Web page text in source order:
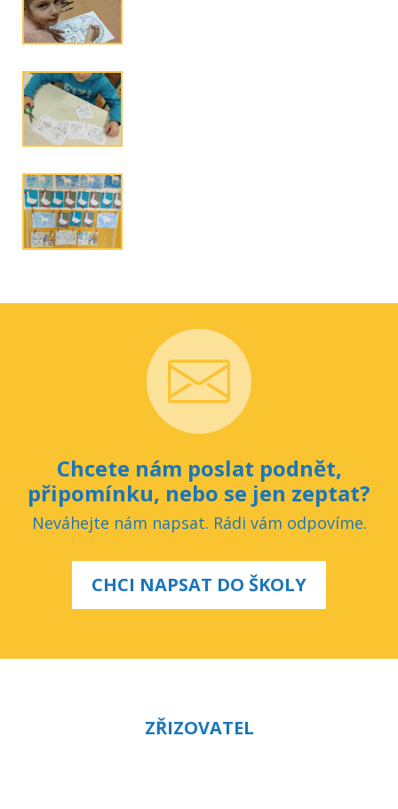
Chcete nám poslat podnět,
připomínku, nebo se jen zeptat?
Neváhejte nám napsat. Rádi vám odpovíme.
CHCI NAPSAT DO ŠKOLY
ZŘIZOVATEL